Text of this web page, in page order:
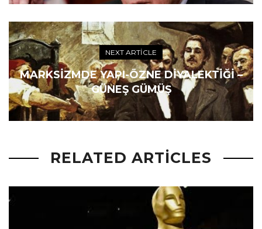
NEXT ARTICLE
MARKSIZMDE YAPI-ÖZNE DIYALEKTIĞI –
GÜNEŞ GÜMÜŞ
RELATED ARTICLES